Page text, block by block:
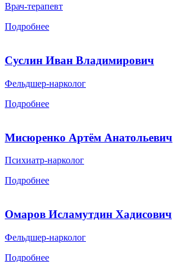
Врач-терапевт
Подробнее
Суслин Иван Владимирович
Фельдшер-нарколог
Подробнее
Мисюренко Артём Анатольевич
Психиатр-нарколог
Подробнее
Омаров Исламутдин Хадисович
Фельдшер-нарколог
Подробнее